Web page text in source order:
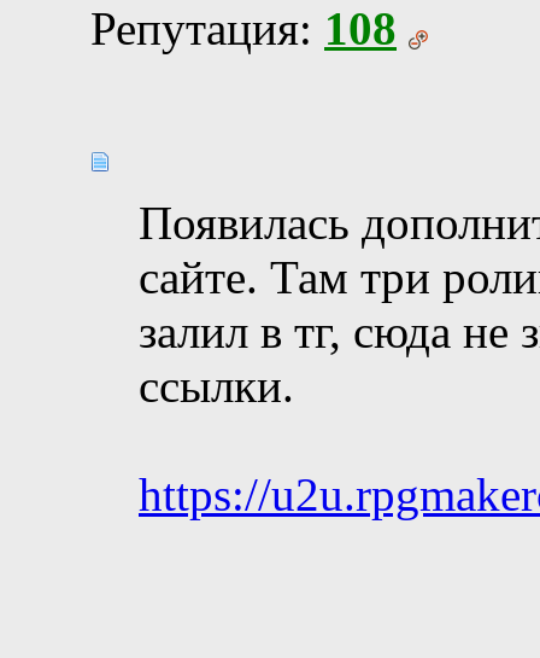
Репутация: 108
Появилась
сайте. Там три
залил в тг, сюда не
ссылки.
https://